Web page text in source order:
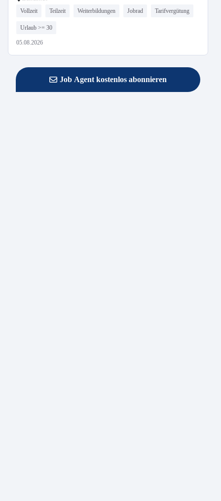
Vollzeit Teilzeit Weiterbildungen Jobrad Tarifvergütung
Urlaub >= 30
05.08.2026
Job Agent kostenlos abonnieren